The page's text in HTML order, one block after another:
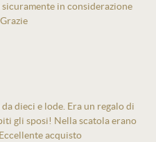
in considerazione
dieci e lode. Era un regalo di
gli sposi! Nella scatola erano
acquisto